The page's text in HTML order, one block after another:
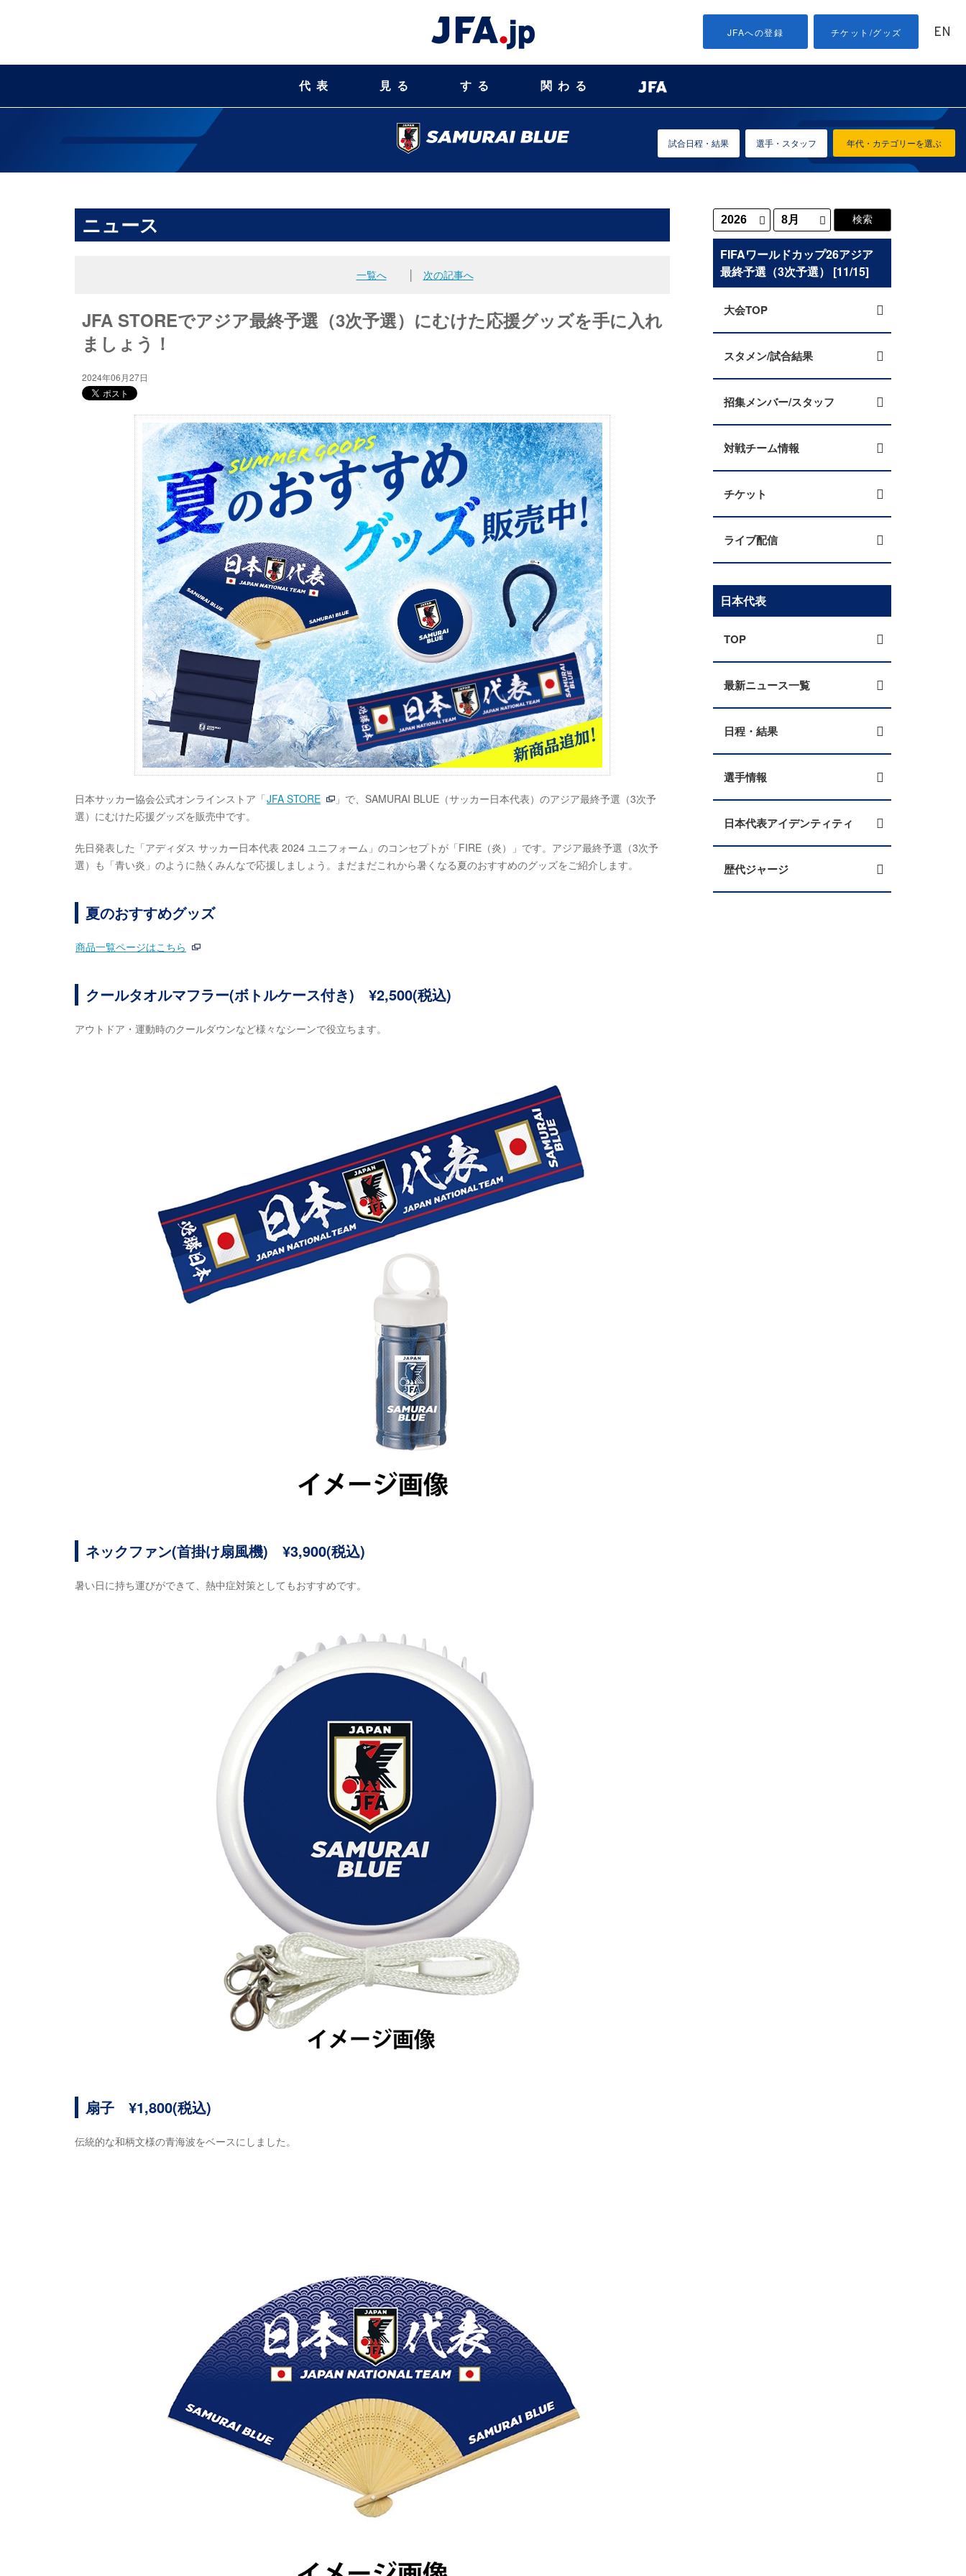
JFAへの登録 チケット/グッズ EN
代表 見る する 関わる
年代・カテゴリーを選ぶ
試合日程・結果 選手・スタッフ
ニュース
一覧へ 次の記事へ
JFA STOREでアジア最終予選（3次予選）にむけた応援グッズを手に入れ
ましょう！
2024年06月27日
日本サッカー協会公式オンラインストア「JFA STORE
」で、SAMURAI BLUE（サッカー日本代表）のアジア最終予選（3次予
選）にむけた応援グッズを販売中です。
先日発表した「アディダス サッカー日本代表 2024 ユニフォーム」のコンセプトが「FIRE（炎）」です。アジア最終予選（3次予
選）も「青い炎」のように熱くみんなで応援しましょう。まだまだこれから暑くなる夏のおすすめのグッズをご紹介します。
夏のおすすめグッズ
商品一覧ページはこちら
クールタオルマフラー(ボトルケース付き) ¥2,500(税込)
アウトドア・運動時のクールダウンなど様々なシーンで役立ちます。
ネックファン(首掛け扇風機) ¥3,900(税込)
暑い日に持ち運びができて、熱中症対策としてもおすすめです。
扇子 ¥1,800(税込)
伝統的な和柄文様の青海波をベースにしました。
FIFAワールドカップ26アジア
最終予選（3次予選） [11/15]
大会TOP
スタメン/試合結果
招集メンバー/スタッフ
対戦チーム情報
チケット
ライブ配信
日本代表
TOP
最新ニュース一覧
日程・結果
選手情報
日本代表アイデンティティ
歴代ジャージ